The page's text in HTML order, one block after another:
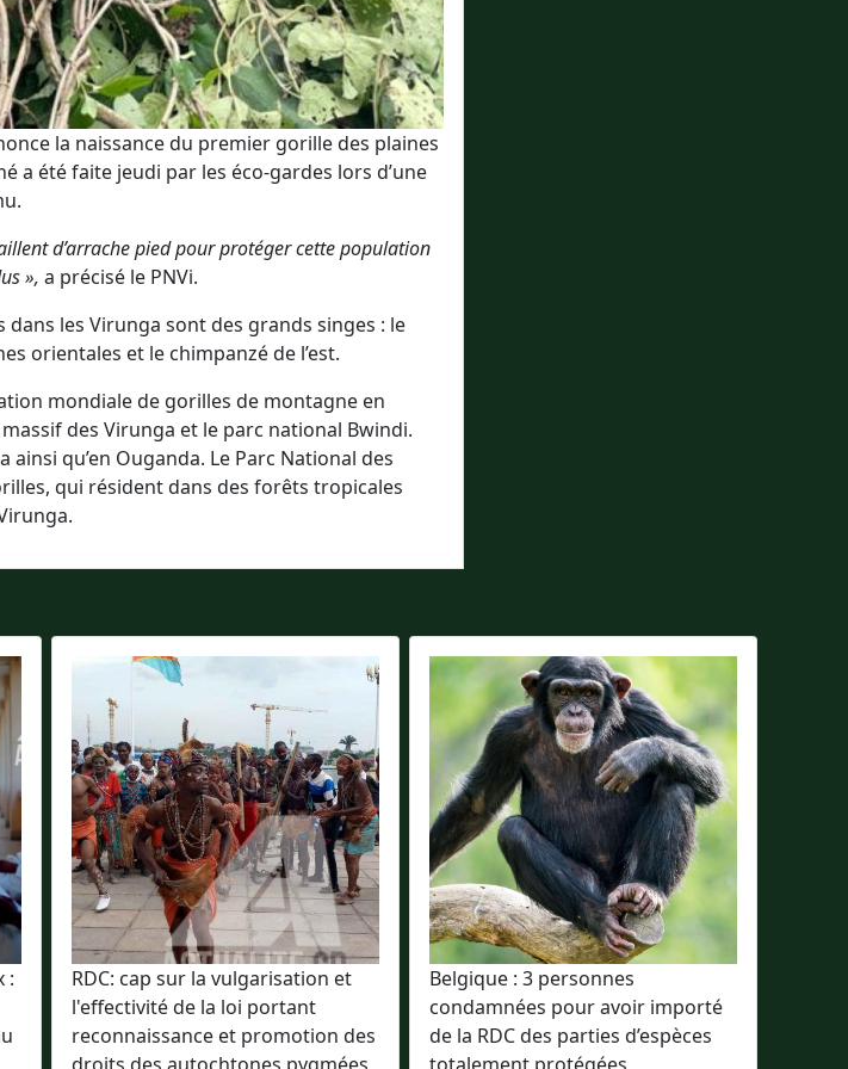
la naissance du premier gorille des plaines
a été faite jeudi par les éco-gardes lors d’une
d’arrache pied pour protéger cette population
», a précisé le PNVi.
les Virunga sont des grands singes : le
orientales et le chimpanzé de l’est.
mondiale de gorilles de montagne en
des Virunga et le parc national Bwindi.
ainsi qu’en Ouganda. Le Parc National des
qui résident dans des forêts tropicales
:
RDC: cap sur la vulgarisation et
l'effectivité de la loi portant
reconnaissance et promotion des
Belgique : 3 personnes
condamnées pour avoir importé
de la RDC des parties d’espèces